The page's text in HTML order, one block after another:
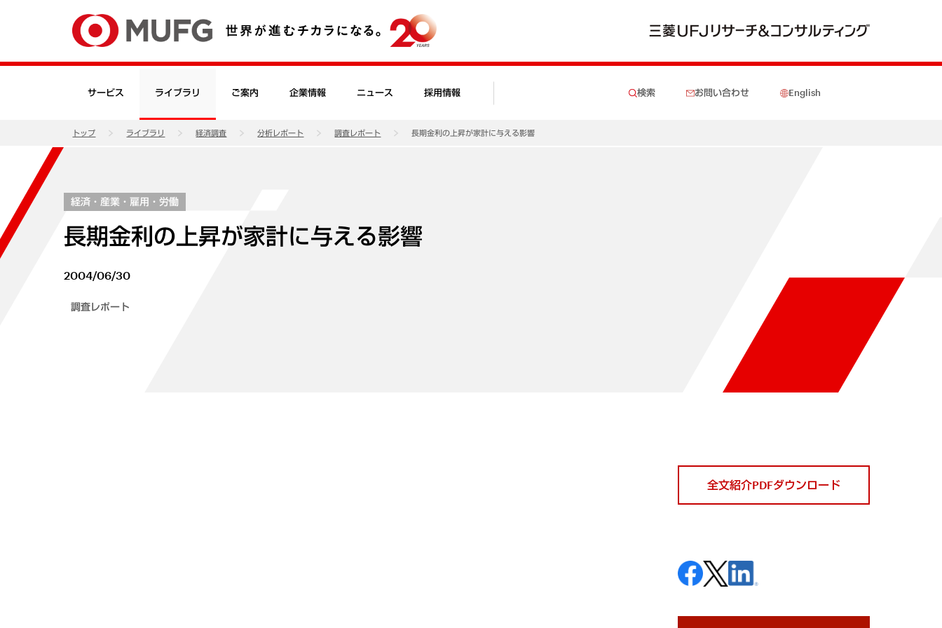
サービス ライブラリ ご案内 企業情報 ニュース 採用情報 検索 お問い合わせ English
トップ ライブラリ 経済調査 分析レポート 調査レポート 長期金利の上昇が家計に与える影響
経済・産業・雇用・労働
長期金利の上昇が家計に与える影響
2004/06/30
調査レポート
全文紹介PDFダウンロード